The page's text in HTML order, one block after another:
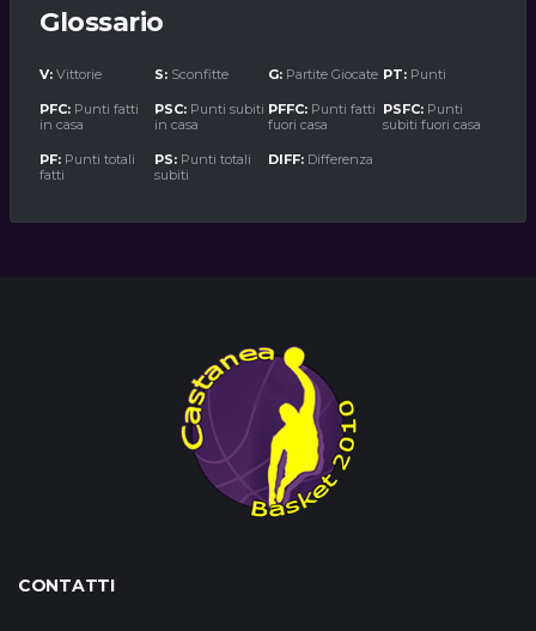
Glossario
V: Vittorie S:Sconfitte G: Partite Giocate PT:Punti
PFC: Punti fatti
in casa
PSC:Punti subiti
in casa
PFFC: Punti fatti
fuori casa
PSFC:Punti
subiti fuori casa
PF: Punti totali
fatti
PS:Punti totali
subiti
DIFF: Differenza
CONTATTI